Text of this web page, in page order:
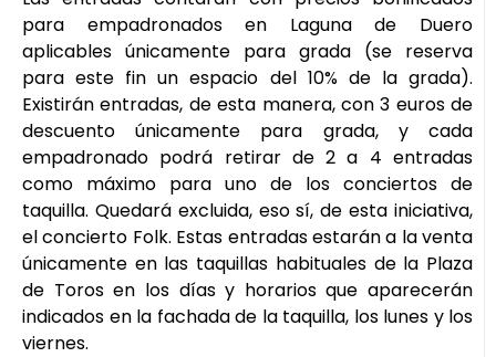
para empadronados en Laguna de Duero
aplicables únicamente para grada (se reserva
para este fin un espacio del 10% de la grada).
Existirán entradas, de esta manera, con 3 euros de
descuento únicamente para grada, y cada
empadronado podrá retirar de 2 a 4 entradas
como máximo para uno de los conciertos de
taquilla. Quedará excluida, eso sí, de esta iniciativa,
el concierto Folk. Estas entradas estarán a la venta
únicamente en las taquillas habituales de la Plaza
de Toros en los días y horarios que aparecerán
indicados en la fachada de la taquilla, los lunes y los
viernes.